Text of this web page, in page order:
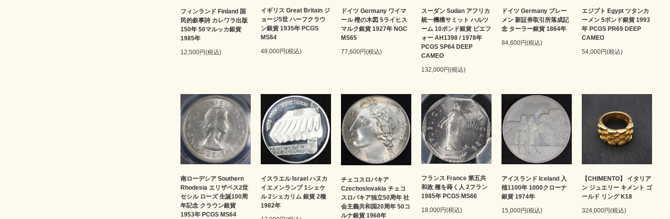
フィンランド Finland 国
民的叙事詩 カレワラ出版
150年 50マルッカ銀貨
1985年
12,500円(税込)
イギリス Great Britain ジ
ョージ5世 ハーフクラウ
ン銀貨 1935年 PCGS
MS64
48,000円(税込)
ドイツ Germany ワイマ
ール 樫の木図 5ライヒス
マルク銀貨 1927年 NGC
MS65
77,600円(税込)
スーダン Sudan アフリカ
統一機構サミット ハルツ
ーム 10ポンド銀貨 ピエフ
ォー AH1398 / 1978年
PCGS SP64 DEEP
CAMEO
132,000円(税込)
ドイツ Germany ブレー
メン 新証券取引所落成記
念 ターラー銀貨 1864年
84,600円(税込)
エジプト Egypt ツタンカ
ーメン 5ポンド銀貨 1993
年 PCGS PR69 DEEP
CAMEO
54,000円(税込)
南ローデシア Southern
Rhodesia エリザベス2世
セシル ローズ 生誕100周
年記念 クラウン銀貨
1953年 PCGS MS64
イスラエル Israel ハヌカ
イエメンランプ 1シェケ
ル 2シェカリム 銀貨 2種
1982年
チェコスロバキア
Czechoslovakia チェコ
スロバキア独立50周年 社
会主義共和国20周年 50コ
ルナ銀貨 1968年
フランス France 第五共
和政 種を蒔く人 2フラン
1985年 PCGS MS66
18,000円(税込)
アイスランド Iceland 入
植1100年 1000クローナ
銀貨 1974年
15,000円(税込)
【CHIMENTO】 イタリア
ン ジュエリー キメント ゴ
ールド リング K18
324,000円(税込)